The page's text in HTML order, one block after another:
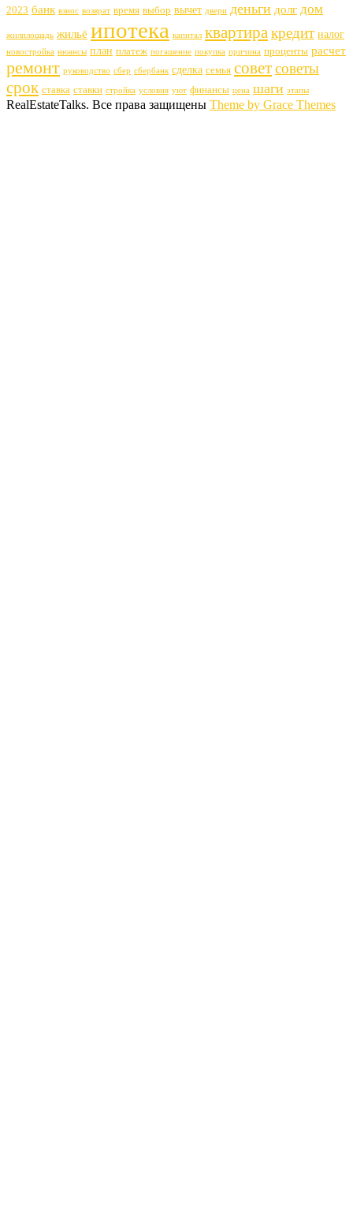
2023 банк взнос возврат время выбор вычет двери деньги долг дом
жилплощадь жильё ипотека капитал квартиракредит налог
новостройка нюансы план платеж погашение покупка причина проценты расчет
ремонт руководство сбер сбербанк сделка семья советсоветы
срок ставка ставки стройка условия уют финансы цена шаги этапы
RealEstateTalks. Все права защищены Theme by Grace Themes